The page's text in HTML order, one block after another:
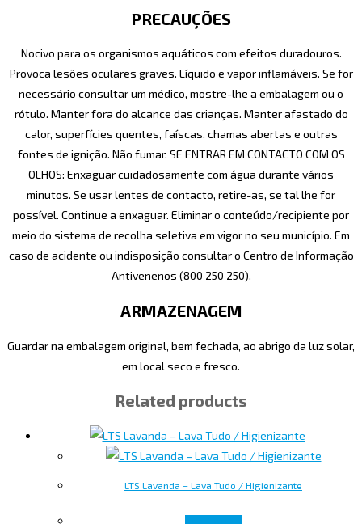
PRECAUÇÕES
Nocivo para os organismos aquáticos com efeitos duradouros.
Provoca lesões oculares graves. Líquido e vapor inflamáveis. Se for
necessário consultar um médico, mostre-lhe a embalagem ou o
rótulo. Manter fora do alcance das crianças. Manter afastado do
calor, superfícies quentes, faíscas, chamas abertas e outras
fontes de ignição. Não fumar. SE ENTRAR EM CONTACTO COM OS
OLHOS: Enxaguar cuidadosamente com água durante vários
minutos. Se usar lentes de contacto, retire-as, se tal lhe for
possível. Continue a enxaguar. Eliminar o conteúdo/recipiente por
meio do sistema de recolha seletiva em vigor no seu município. Em
caso de acidente ou indisposição consultar o Centro de Informação
Antivenenos (800 250 250).
ARMAZENAGEM
Guardar na embalagem original, bem fechada, ao abrigo da luz solar,
em local seco e fresco.
Related products
LTS Lavanda – Lava Tudo / Higienizante